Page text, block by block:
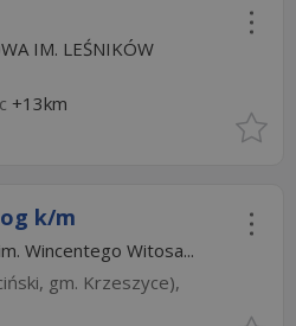
IM. LEŚNIKÓW
+13km
k/m
Wincentego Witosa...
gm. Krzeszyce),